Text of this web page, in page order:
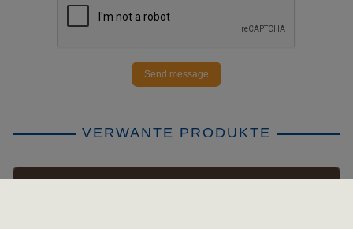
Send message
VERWANTE PRODUKTE